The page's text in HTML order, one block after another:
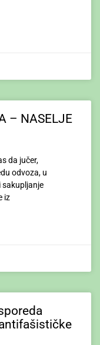
– NASELJE
da jučer,
odvoza, u
sakupljanje
iz